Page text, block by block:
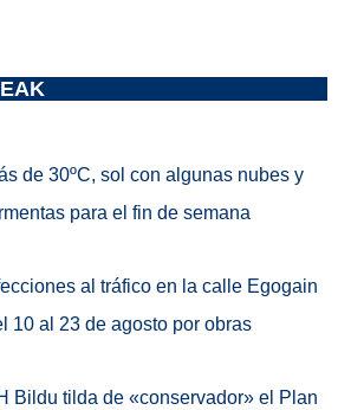
de 30ºC, sol con algunas nubes y
para el fin de semana
al tráfico en la calle Egogain
10 al 23 de agosto por obras
Bildu tilda de «conservador» el Plan